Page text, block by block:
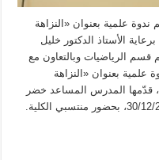
ندوة علمية بعنوان «النزاهة
الأستاذ الدكتور خليل
قسم الرياضيات وبالتعاون مع
علمية بعنوان «النزاهة
قدّمها المدرس المساعد خضر
زبير حمزة، وذلك يوم الاثنين الموافق 30/12/2025، بحضور منتسبي الكلية.